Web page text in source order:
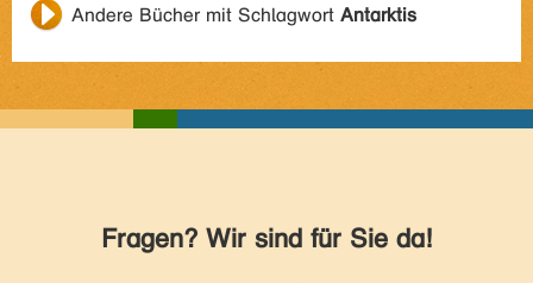
Andere Bücher mit Schlagwort Antarktis